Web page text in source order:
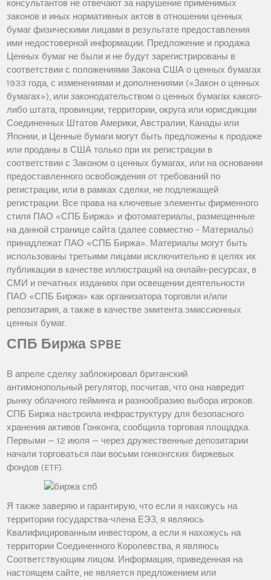
консультантов не отвечают за нарушение применимых
законов и иных нормативных актов в отношении ценных
бумаг физическими лицами в результате предоставления
ими недостоверной информации. Предложение и продажа
Ценных бумаг не были и не будут зарегистрированы в
соответствии с положениями Закона США о ценных бумагах
1933 года, с изменениями и дополнениями («Закон о ценных
бумагах»), или законодательством о ценных бумагах какого-
либо штата, провинции, территории, округа или юрисдикции
Соединенных Штатов Америки, Австралии, Канады или
Японии, и Ценные бумаги могут быть предложены к продаже
или проданы в США только при их регистрации в
соответствии с Законом о ценных бумагах, или на основании
предоставленного освобождения от требований по
регистрации, или в рамках сделки, не подлежащей
регистрации. Все права на ключевые элементы фирменного
стиля ПАО «СПБ Биржа» и фотоматериалы, размещенные
на данной странице сайта (далее совместно – Материалы)
принадлежат ПАО «СПБ Биржа». Материалы могут быть
использованы третьими лицами исключительно в целях их
публикации в качестве иллюстраций на онлайн-ресурсах, в
СМИ и печатных изданиях при освещении деятельности
ПАО «СПБ Биржа» как организатора торговли и/или
репозитария, а также в качестве эмитента эмиссионных
ценных бумаг.
СПБ Биржа SPBE
В апреле сделку заблокировал британский
антимонопольный регулятор, посчитав, что она навредит
рынку облачного гейминга и разнообразию выбора игроков.
СПБ Биржа наcтроила инфраструктуру для безопасного
хранения активов Гонконга, сообщила торговая площадка.
Первыми — 12 июля — через дружественные депозитарии
начали торговаться паи восьми гонконгских биржевых
фондов (ETF).
Я также заверяю и гарантирую, что если я нахожусь на
территории государства-члена ЕЭЗ, я являюсь
Квалифицированным инвестором, а если я нахожусь на
территории Соединенного Королевства, я являюсь
Соответствующим лицом. Информация, приведенная на
настоящем сайте, не является предложением или